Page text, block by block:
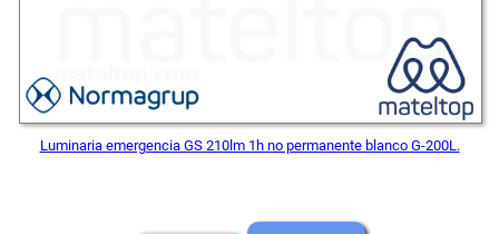
Luminaria emergencia GS 210lm 1h no permanente blanco G-200L.